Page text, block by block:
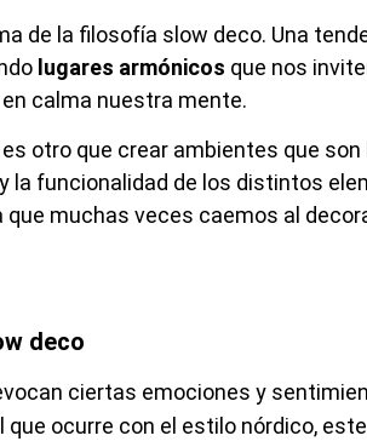
de la filosofía slow deco. Una
lugares armónicos que nos
calma nuestra mente.
otro que crear ambientes que
la funcionalidad de los distintos
muchas veces caemos al
deco
ciertas emociones y
ocurre con el estilo nórdico,